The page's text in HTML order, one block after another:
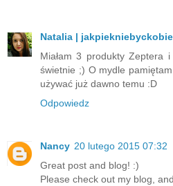
Natalia |
Miałam 3 produkty Zeptera
świetnie ;) O mydle
używać już dawno temu :D
Odpowiedz
Nancy 20 lutego 2015 07:32
Great post and blog! :)
Please check out my blog,